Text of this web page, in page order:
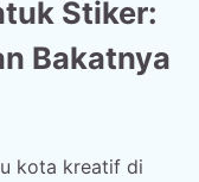
Stiker:
Bakatnya
kota kreatif di